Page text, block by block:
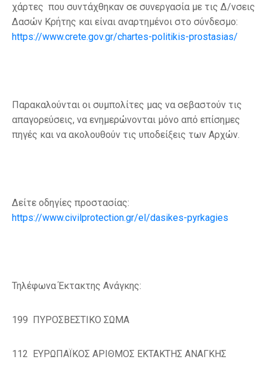
χάρτες που συντάχθηκαν σε συνεργασία με τις Δ/νσεις
Δασών Κρήτης και είναι αναρτημένοι στο σύνδεσμο:
https://www.crete.gov.gr/chartes-politikis-prostasias/
Παρακαλούνται οι συμπολίτες μας να σεβαστούν τις
απαγορεύσεις, να ενημερώνονται μόνο από επίσημες
πηγές και να ακολουθούν τις υποδείξεις των Αρχών.
Δείτε οδηγίες προστασίας:
https://www.civilprotection.gr/el/dasikes-pyrkagies
Τηλέφωνα Έκτακτης Ανάγκης:
199 ΠΥΡΟΣΒΕΣΤΙΚΟ ΣΩΜΑ
112 ΕΥΡΩΠΑΪΚΟΣ ΑΡΙΘΜΟΣ ΕΚΤΑΚΤΗΣ ΑΝΑΓΚΗΣ